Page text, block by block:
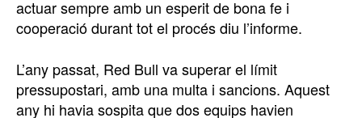
actuar sempre amb un esperit de bona fe i
cooperació durant tot el procés diu l’informe.
L’any passat, Red Bull va superar el límit
pressupostari, amb una multa i sancions. Aquest
any hi havia sospita que dos equips havien